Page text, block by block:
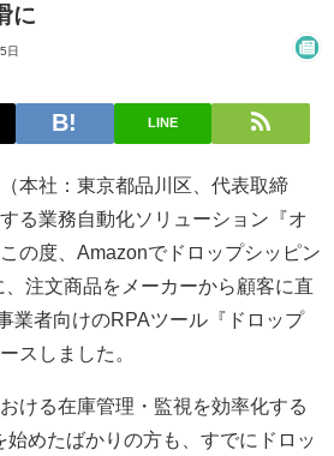
に
日
LINE
本社：東京都品川区、代表取締
る業務自動化ソリューション『オ
の度、Amazonでドロップシッピン
注文商品をメーカーから顧客に直
業者向けのRPAツール『ドロップ
スしました。
ける在庫管理・監視を効率化する
始めたばかりの方も、すでにドロッ